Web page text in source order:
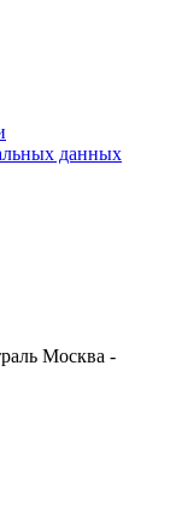
данных
Москва -